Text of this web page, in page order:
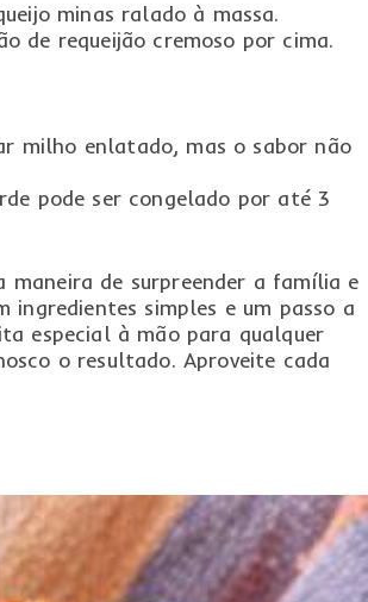
minas ralado à massa.
de requeijão cremoso por cima.
milho enlatado, mas o sabor não
pode ser congelado por até 3
maneira de surpreender a família e
ingredientes simples e um passo a
especial à mão para qualquer
o resultado. Aproveite cada